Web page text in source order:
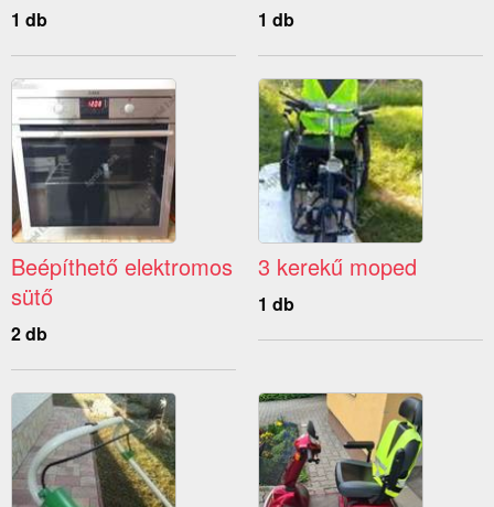
1 db 1 db
Beépíthető elektromos
sütő
2 db
3 kerekű moped
1 db